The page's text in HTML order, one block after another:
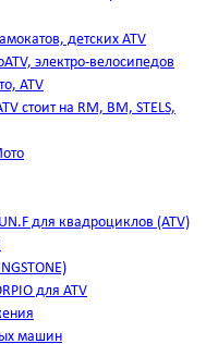
детских ATV
электро-велосипедов
ATV
стоит на RM, BM, STELS,
для квадроциклов (АТV)
для ATV
машин